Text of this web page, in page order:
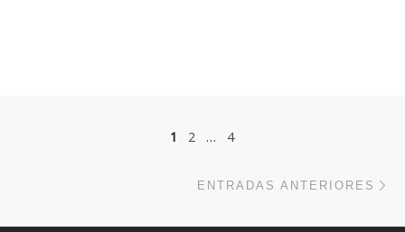
Navegación de entradas
1 2 … 4
ENTRADAS ANTERIORES